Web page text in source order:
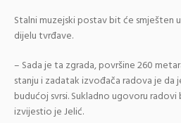
Stalni muzejski postav bit će smješten
dijelu tvrđave.
– Sada je ta zgrada, površine 260
stanju i zadatak izvođača radova je
budućoj svrsi. Sukladno ugovoru
izvijestio je Jelić.